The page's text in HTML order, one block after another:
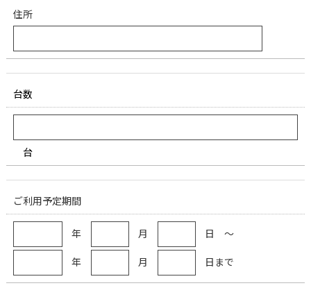
住所
台数
台
ご利用予定期間
年 月 日 ～
年 月 日まで